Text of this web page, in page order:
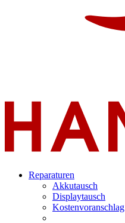
Reparaturen
Akkutausch
Displaytausch
Kostenvoranschlag